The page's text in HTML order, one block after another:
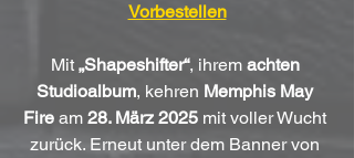
Vorbestellen
Mit „Shapeshifter“, ihrem achten
Studioalbum, kehren Memphis May
Fire am 28. März 2025 mit voller Wucht
zurück. Erneut unter dem Banner von